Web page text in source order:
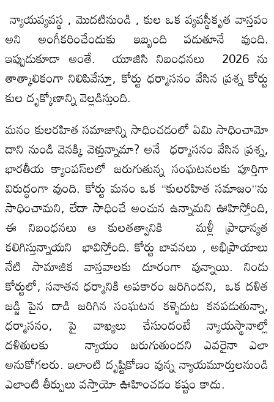
న్యాయవ్యవస్థ , మొదటినుండి , కుల ఒక వ్యవస్థీకృత వాస్తవం
అని అంగీకరించేందుకు ఇబ్బంది పడుతూనే వుంది.
ఇప్పుడుకూడా అంతే. యూజిసి నిబంధ‌న‌లు 2026 ను
తాత్కాలికంగా నిలిపివేస్తూ, కోర్టు ధర్మాస‌నం వేసిన ప్రశ్న కోర్టు
కుల దృక్కోణాన్ని వెల్లడిస్తుంది.
మనం కులరహిత సమాజాన్ని సాధించడంలో ఏమి సాధించామో
దాని నుండి వెనక్కి వెళ్తున్నామా? అనే ధర్మాసనం వేసిన ప్రశ్న,
భారతీయ క్యాంపస్‌లలో జరుగుతున్న సంఘటనలకు పూర్తిగా
విరుద్ధంగా వుంది. కోర్టు మనం ఒక “కులరహిత సమాజం”ను
సాధించామని, లేదా సాధించే అంచున ఉన్నామని ఊహిస్తోంది,
ఈ నిబంధనలు ఆ కులతత్వానికి మళ్లీ ప్రాధాన్యత
కలిగిస్తున్నాయని భావిస్తోంది. కోర్టు బావనలు , అభిప్రాయాలు
నేటి సామాజిక వాస్తవాలకు దూరంగా వున్నాయి. నిండు
కోర్టులో, సనాతన ధర్మానికి అపకారం జరిగిందని, ఒక దళిత
జడ్జి పైన దాడి జరిగిన సంఘటన కళ్ళెదుట కనపడుతున్నా,
ధర్మాసనం, పై వాఖ్యలు చేసుందంటే న్యాయస్థానాల్లో
దళితులకు న్యాయం జరుగుతుందని ఎవరైనా ఎలా
అనుకోగలరు. ఇలాంటి దృష్టికోణం వున్న న్యాయమూర్తులనుండి
ఎలాంటి తీర్పులు వస్తాయో ఊహించడం కష్టం కాదు.